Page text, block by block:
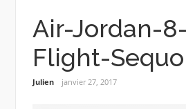
Air-Jordan-
Flight-
Julien janvier 27, 2017